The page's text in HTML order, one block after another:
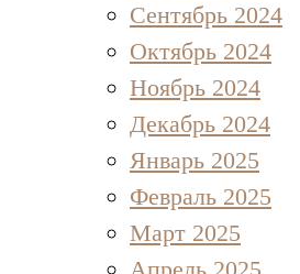
Сентябрь 2024
Октябрь 2024
Ноябрь 2024
Декабрь 2024
Январь 2025
Февраль 2025
Март 2025